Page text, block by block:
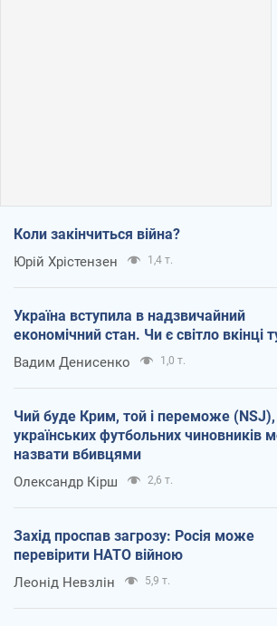
Коли закінчиться війна?
Юрій Хрістензен 1,4 т.
Україна вступила в надзвичайний
економічний стан. Чи є світло вкінці
Вадим Денисенко 1,0 т.
Чий буде Крим, той і переможе (NSJ),
українських футбольних чиновників
назвати вбивцями
Олександр Кірш 2,6 т.
Захід проспав загрозу: Росія може
перевірити НАТО війною
Леонід Невзлін 5,9 т.